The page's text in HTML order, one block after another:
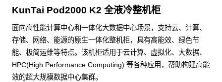
KunTai Pod2000 K2 全液冷整机柜
面向高性能计算中心和一体化大数据中心场景，支持云、计算、
存储、网络、能源的原生一体化整机柜，具有高能效、绿色节
能、极简运维等特点。该机柜适用于云计算、虚拟化、大数据、
HPC(High Performance Computing) 等各种应用，帮助构建高能
效的超大规模数据中心集群。